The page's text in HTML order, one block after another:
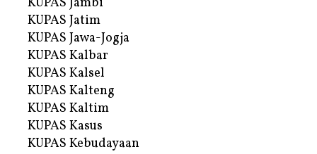
KUPAS Jatim
KUPAS Jawa-Jogja
KUPAS Kalbar
KUPAS Kalsel
KUPAS Kalteng
KUPAS Kaltim
KUPAS Kasus
KUPAS Kebudayaan